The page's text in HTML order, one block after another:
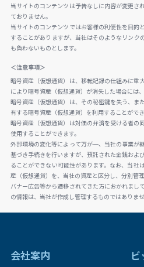
当サイトのコンテンツは予告なしに内容が変更さ
ておりません。
当サイトのコンテンツではお客様の利便性を目的
することがありますが、当社はそのようなリンク
も負わないものとします。
＜注意事項＞
暗号資産（仮想通貨）は、移転記録の仕組みに重
により暗号資産（仮想通貨）が消失した場合には
暗号資産（仮想通貨）は、その秘密鍵を失う、ま
有する暗号資産（仮想通貨）を利用することがで
暗号資産（仮想通貨）は対価の弁済を受ける者の
使用することができます。
外部環境の変化等によって万が一、当社の事業が
基づき手続きを行いますが、預託された金銭およ
ることができない可能性があります。なお、当社
産（仮想通貨）を、当社の資産と区分し、分別管理
バナー広告等から遷移されてきた方におかれまし
の情報は、当社が作成し管理するものではありま
会社案内 ビ